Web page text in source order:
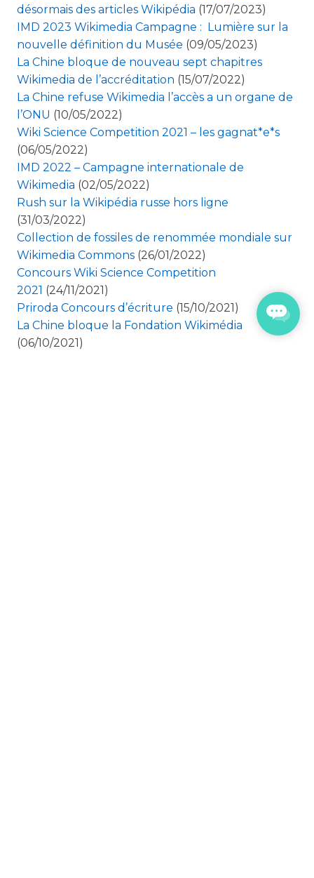
désormais des articles Wikipédia (17/07/2023)
IMD 2023 Wikimedia Campagne : Lumière sur la
nouvelle définition du Musée (09/05/2023)
La Chine bloque de nouveau sept chapitres
Wikimedia de l’accréditation (15/07/2022)
La Chine refuse Wikimedia l’accès a un organe de
l’ONU (10/05/2022)
Wiki Science Competition 2021 – les gagnat*e*s
(06/05/2022)
IMD 2022 – Campagne internationale de
Wikimedia (02/05/2022)
Rush sur la Wikipédia russe hors ligne
(31/03/2022)
Collection de fossiles de renommée mondiale sur
Wikimedia Commons (26/01/2022)
Concours Wiki Science Competition
2021 (24/11/2021)
Priroda Concours d’écriture (15/10/2021)
La Chine bloque la Fondation Wikimédia
(06/10/2021)